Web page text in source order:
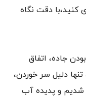
کنید،با دقت نگاه
جاده، اتفاق
دلیل سر خوردن،
شدیم و پدیده آب